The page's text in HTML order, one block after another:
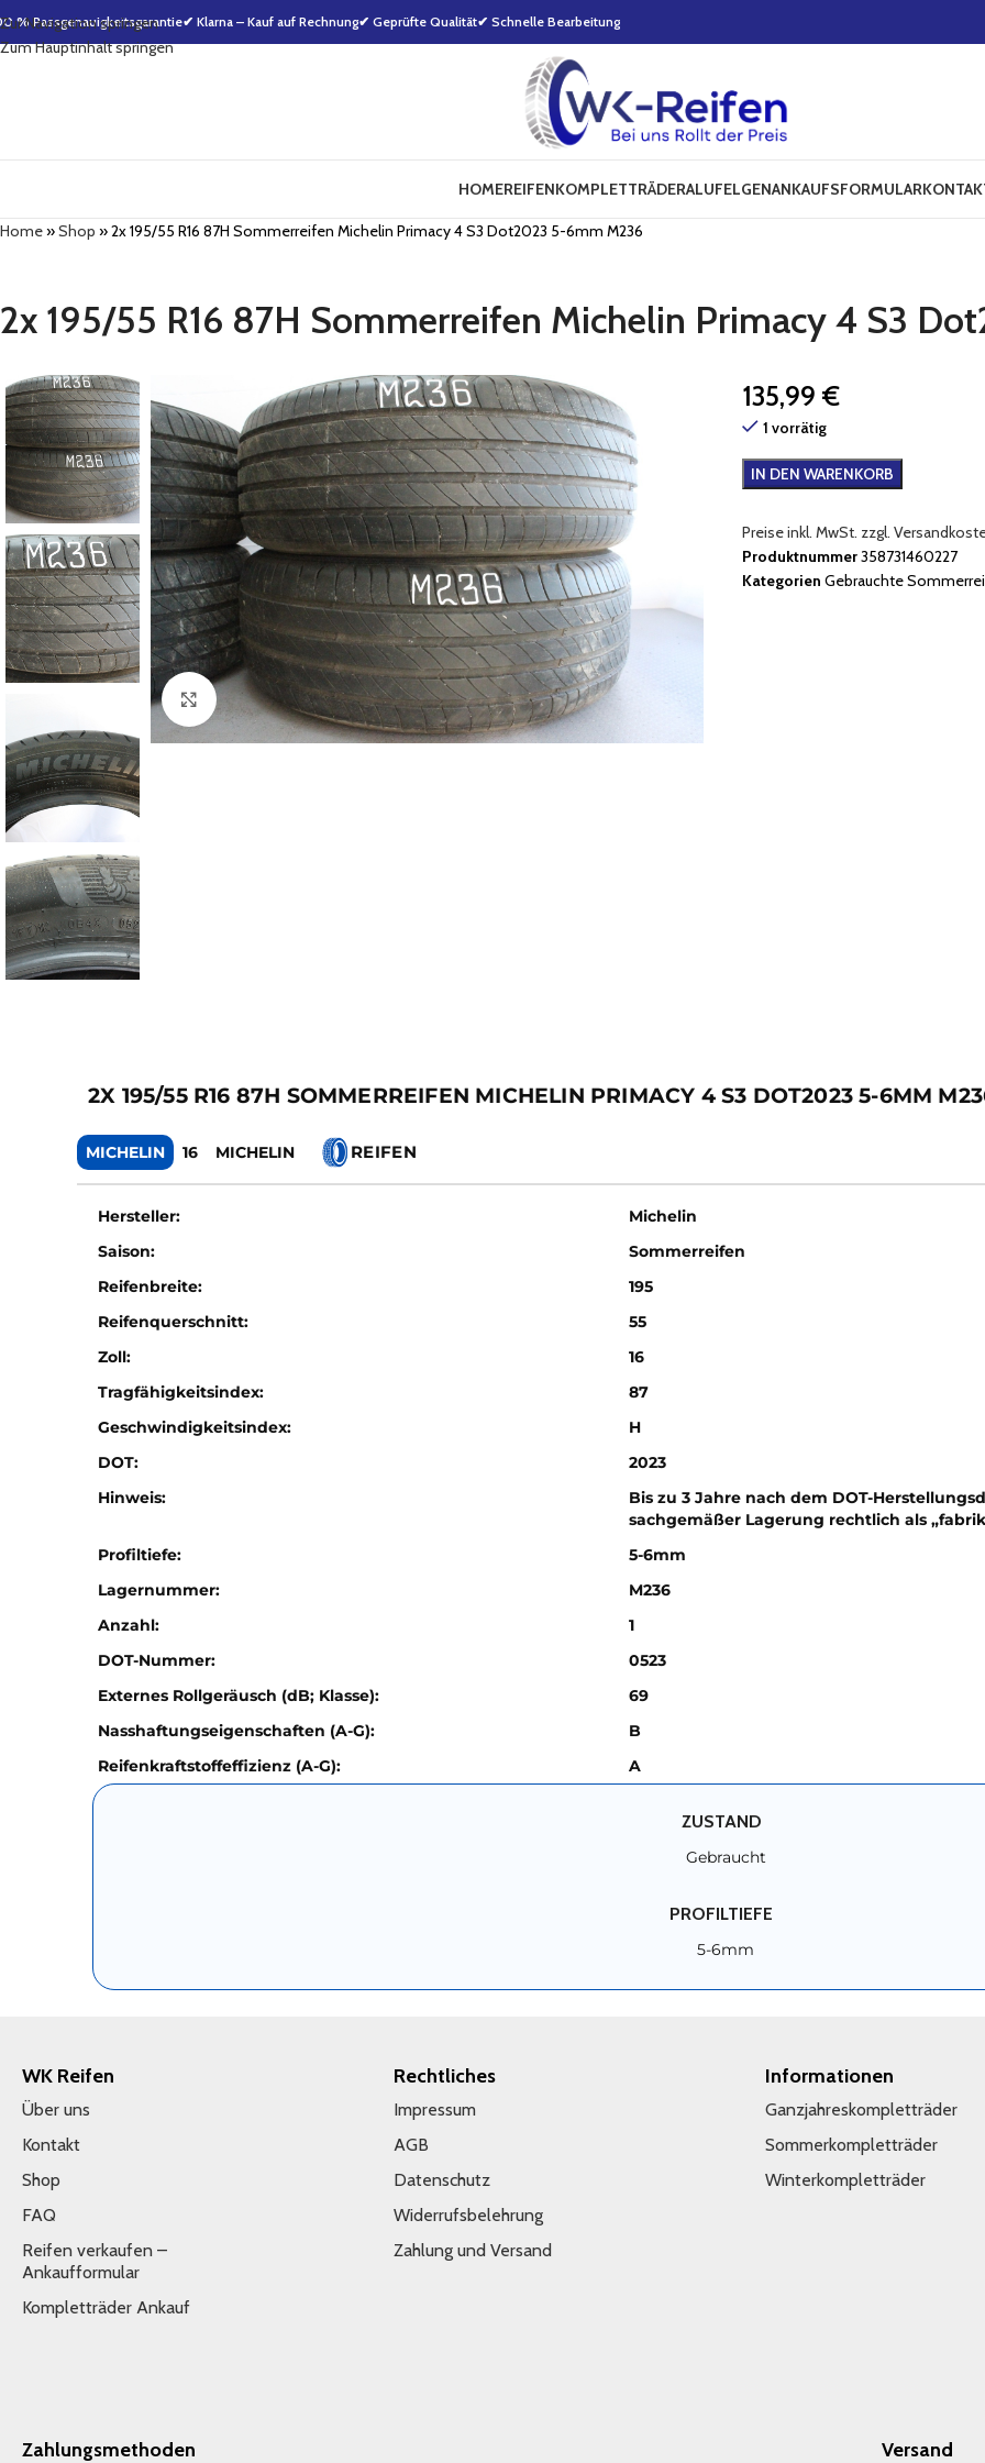
Zur Navigation springen
Zum Hauptinhalt springen
% Passgenauigkeitsgarantie✔ Klarna – Kauf auf Rechnung✔ Geprüfte Qualität✔ Schnelle Bearbeitung
HOMEREIFENKOMPLETTRÄDERALUFELGENANKAUFSFORMULAR
Home»Shop »2x 195/55 R16 87H Sommerreifen Michelin Primacy 4 S3 Dot2023 5-6mm M236
2x 195/55 R16 87H Sommerreifen Michelin Primacy 4 S3
Zum Vergrößern klicken
135,99 €
1 vorrätig
IN DEN WARENKORB
Preise inkl. MwSt. zzgl.
Produktnummer358731460227
Kategorien Gebrauchte
2X 195/55 R16 87H SOMMERREIFEN MICHELIN PRIMACY 4 S3 DOT2023 5-6MM
MICHELIN 16 MICHELIN REIFEN
Hersteller:
Michelin
Saison:
Sommerreifen
Reifenbreite:
195
Reifenquerschnitt:
55
Zoll:
16
Tragfähigkeitsindex:
87
Geschwindigkeitsindex:
H
DOT:
2023
Hinweis:
Bis zu 3 Jahre nach dem DOT-
sachgemäßer Lagerung rechtlich als
Profiltiefe:
5-6mm
Lagernummer:
M236
Anzahl:
1
DOT-Nummer:
0523
Externes Rollgeräusch (dB; Klasse):
69
Nasshaftungseigenschaften (A-G):
B
Reifenkraftstoffeffizienz (A-G):
A
ZUSTAND
Gebraucht
PROFILTIEFE
5-6mm
WK Reifen
Über uns
Kontakt
Shop
FAQ
Reifen verkaufen –
Ankaufformular
Kompletträder Ankauf
Rechtliches
Impressum
AGB
Datenschutz
Widerrufsbelehrung
Zahlung und Versand
Informationen
Ganzjahreskompletträder
Sommerkompletträder
Winterkompletträder
Zahlungsmethoden Versand